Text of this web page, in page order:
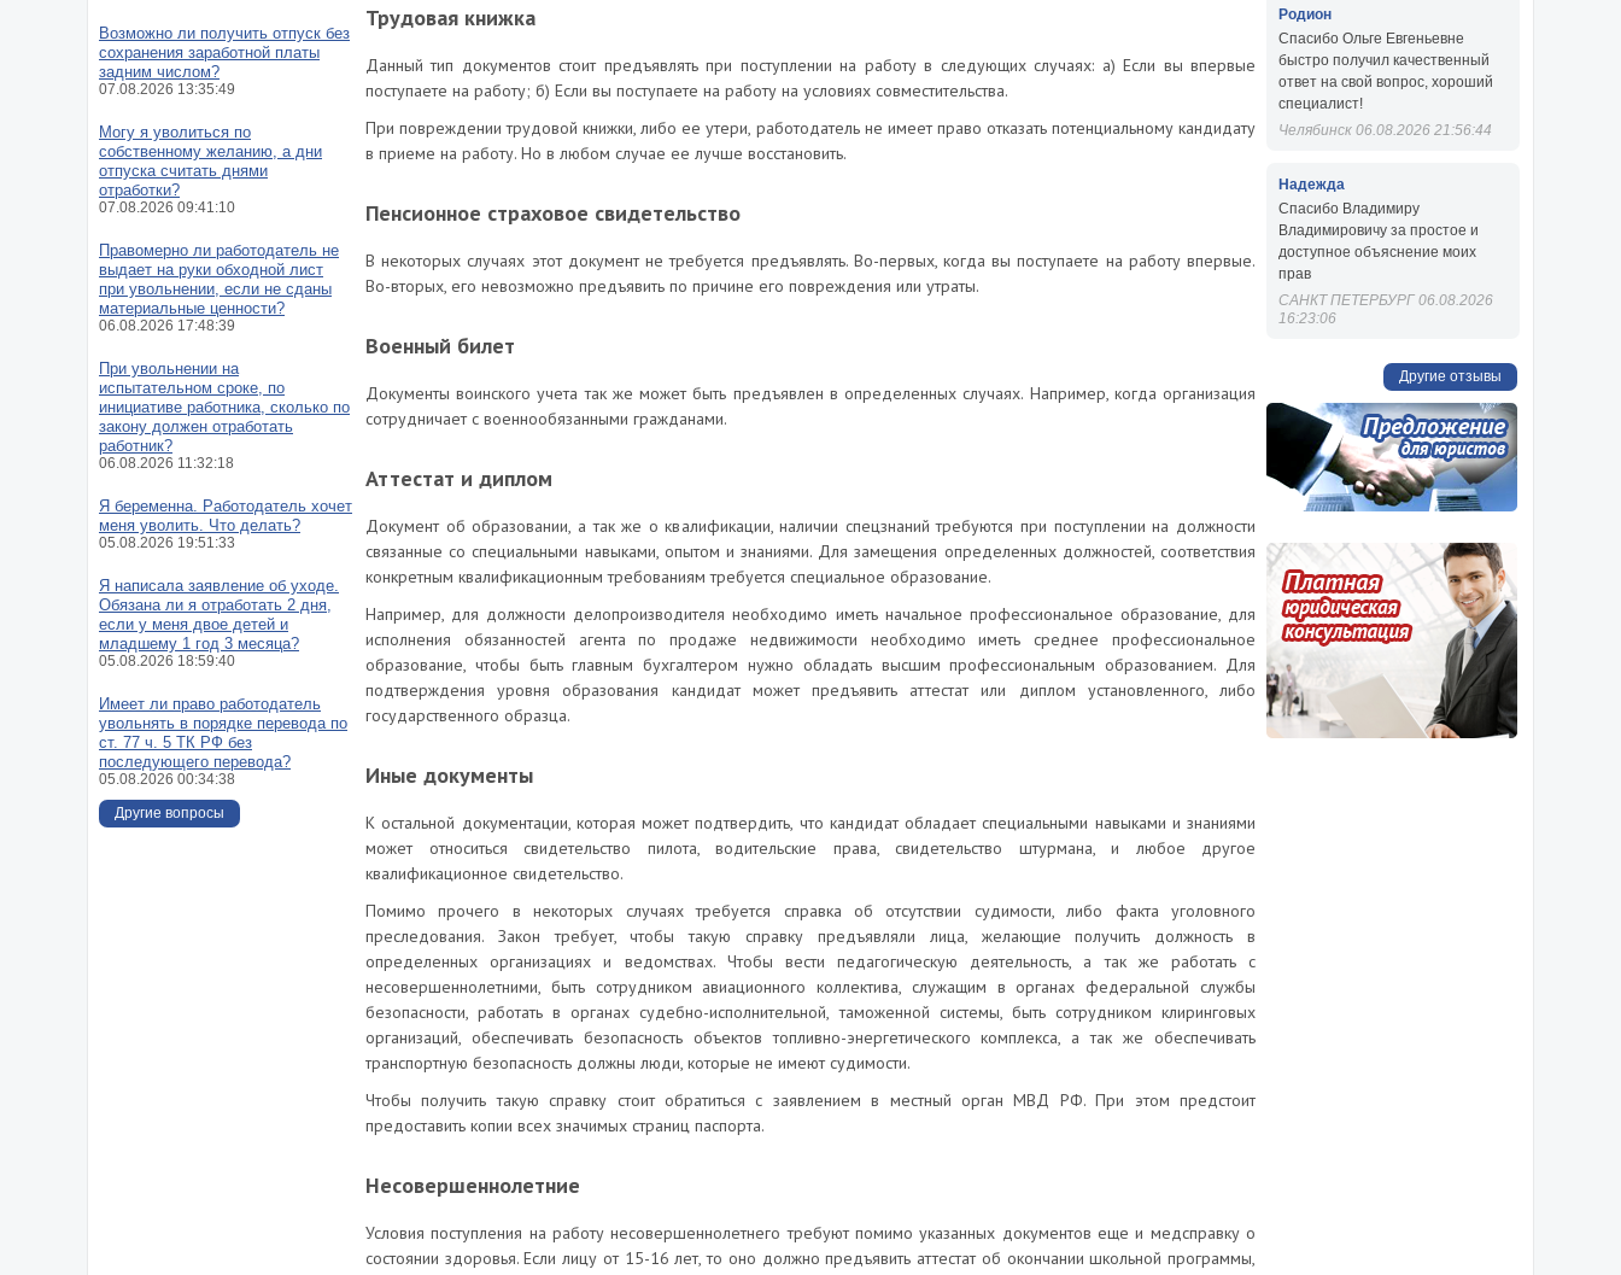
Трудовая книжка
Данный тип документов стоит предъявлять при поступлении на работу в следующих случаях: а) Если вы впервые
поступаете на работу; б) Если вы поступаете на работу на условиях совместительства.
При повреждении трудовой книжки, либо ее утери, работодатель не имеет право отказать потенциальному кандидату
в приеме на работу. Но в любом случае ее лучше восстановить.
Пенсионное страховое свидетельство
В некоторых случаях этот документ не требуется предъявлять. Во-первых, когда вы поступаете на работу впервые.
Во-вторых, его невозможно предъявить по причине его повреждения или утраты.
Военный билет
Документы воинского учета так же может быть предъявлен в определенных случаях. Например, когда организация
сотрудничает с военнообязанными гражданами.
Аттестат и диплом
Документ об образовании, а так же о квалификации, наличии спецзнаний требуются при поступлении на должности
связанные со специальными навыками, опытом и знаниями. Для замещения определенных должностей, соответствия
конкретным квалификационным требованиям требуется специальное образование.
Например, для должности делопроизводителя необходимо иметь начальное профессиональное образование, для
исполнения обязанностей агента по продаже недвижимости необходимо иметь среднее профессиональное
образование, чтобы быть главным бухгалтером нужно обладать высшим профессиональным образованием. Для
подтверждения уровня образования кандидат может предъявить аттестат или диплом установленного, либо
государственного образца.
Иные документы
К остальной документации, которая может подтвердить, что кандидат обладает специальными навыками и знаниями
может относиться свидетельство пилота, водительские права, свидетельство штурмана, и любое другое
квалификационное свидетельство.
Помимо прочего в некоторых случаях требуется справка об отсутствии судимости, либо факта уголовного
преследования. Закон требует, чтобы такую справку предъявляли лица, желающие получить должность в
определенных организациях и ведомствах. Чтобы вести педагогическую деятельность, а так же работать с
несовершеннолетними, быть сотрудником авиационного коллектива, служащим в органах федеральной службы
безопасности, работать в органах судебно-исполнительной, таможенной системы, быть сотрудником клиринговых
организаций, обеспечивать безопасность объектов топливно-энергетического комплекса, а так же обеспечивать
транспортную безопасность должны люди, которые не имеют судимости.
Чтобы получить такую справку стоит обратиться с заявлением в местный орган МВД РФ. При этом предстоит
предоставить копии всех значимых страниц паспорта.
Несовершеннолетние
Условия поступления на работу несовершеннолетнего требуют помимо указанных документов еще и медсправку о
состоянии здоровья. Если лицу от 15-16 лет, то оно должно предъявить аттестат об окончании школьной программы,
Возможно ли получить отпуск без
сохранения заработной платы
задним числом?
07.08.2026 13:35:49
Могу я уволиться по
собственному желанию, а дни
отпуска считать днями
отработки?
07.08.2026 09:41:10
Правомерно ли работодатель не
выдает на руки обходной лист
при увольнении, если не сданы
материальные ценности?
06.08.2026 17:48:39
При увольнении на
испытательном сроке, по
инициативе работника, сколько по
закону должен отработать
работник?
06.08.2026 11:32:18
Я беременна. Работодатель хочет
меня уволить. Что делать?
05.08.2026 19:51:33
Я написала заявление об уходе.
Обязана ли я отработать 2 дня,
если у меня двое детей и
младшему 1 год 3 месяца?
05.08.2026 18:59:40
Имеет ли право работодатель
увольнять в порядке перевода по
ст. 77 ч. 5 ТК РФ без
последующего перевода?
05.08.2026 00:34:38
Другие вопросы
Родион
Спасибо Ольге Евгеньевне
быстро получил качественный
ответ на свой вопрос, хороший
специалист!
Челябинск 06.08.2026 21:56:44
Надежда
Спасибо Владимиру
Владимировичу за простое и
доступное объяснение моих
прав
САНКТ ПЕТЕРБУРГ 06.08.2026
16:23:06
Другие отзывы